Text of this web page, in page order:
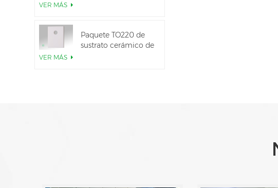
VER MÁS
Paquete TO220 de
sustrato cerámico de
VER MÁS